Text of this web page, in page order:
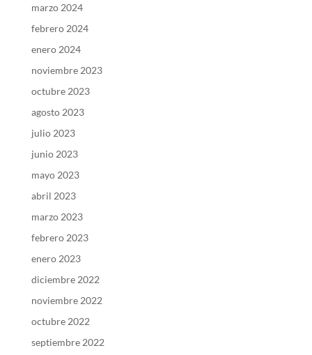
marzo 2024
febrero 2024
enero 2024
noviembre 2023
octubre 2023
agosto 2023
julio 2023
junio 2023
mayo 2023
abril 2023
marzo 2023
febrero 2023
enero 2023
diciembre 2022
noviembre 2022
octubre 2022
septiembre 2022